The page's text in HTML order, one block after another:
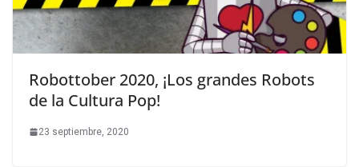
Robottober 2020, ¡Los grandes Robots
de la Cultura Pop!
23 septiembre, 2020